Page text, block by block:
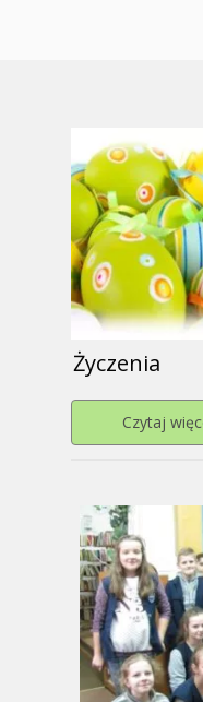
Życzenia
Czytaj